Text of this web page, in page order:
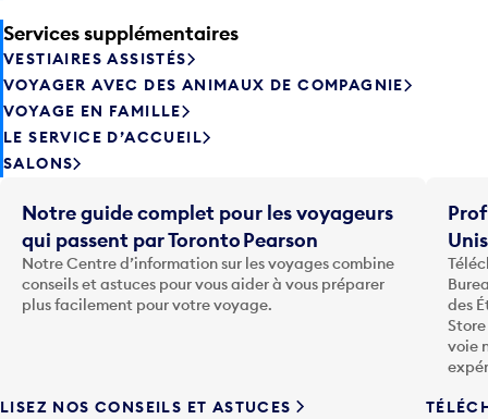
Services supplémentaires
VESTIAIRES ASSISTÉS
VOYAGER AVEC DES ANIMAUX DE COMPAGNIE
VOYAGE EN FAMILLE
LE SERVICE D’ACCUEIL
SALONS
Notre guide complet pour les voyageurs
qui passent par Toronto Pearson
Notre Centre d’information sur les voyages combine
conseils et astuces pour vous aider à vous préparer
plus facilement pour votre voyage.
LISEZ NOS CONSEILS ET ASTUCES
des
voie